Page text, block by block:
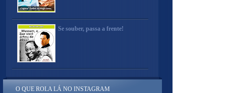
Se souber, passa a frente!
O QUE ROLA LÁ NO INSTAGRAM